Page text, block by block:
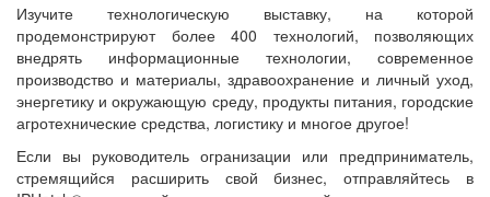
Изучите технологическую выставку, на которой
продемонстрируют более 400 технологий, позволяющих
внедрять информационные технологии, современное
производство и материалы, здравоохранение и личный уход,
энергетику и окружающую среду, продукты питания, городские
агротехнические средства, логистику и многое другое!
Если вы руководитель огранизации или предприниматель,
стремящийся расширить свой бизнес, отправляйтесь в